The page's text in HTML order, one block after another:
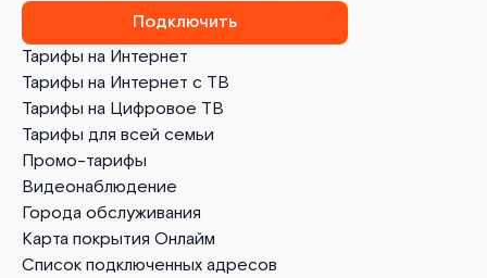
Тарифы на Интернет
Тарифы на Интернет с ТВ
Тарифы на Цифровое ТВ
Тарифы для всей семьи
Промо-тарифы
Видеонаблюдение
Города обслуживания
Карта покрытия Онлайм
Список подключенных адресов
Подключить